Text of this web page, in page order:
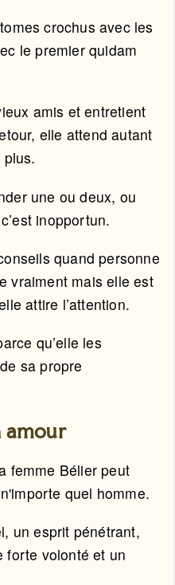
crochus avec les
le premier quidam
amis et entretient
elle attend autant
une ou deux, ou
inopportun.
quand personne
vraiment mais elle est
attire l’attention.
qu’elle les
sa propre
amour
femme Bélier peut
quel homme.
un esprit pénétrant,
forte volonté et un